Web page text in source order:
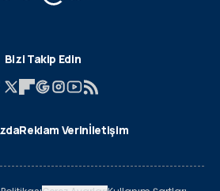
Bizi Takip Edin
Reklam Verinİletişim